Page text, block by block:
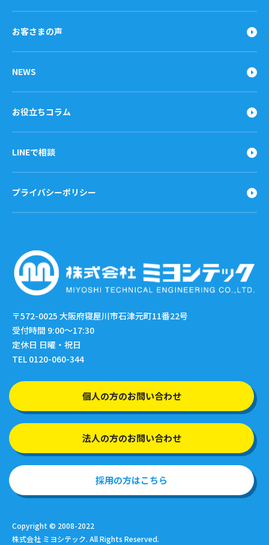
お客さまの声
NEWS
お役立ちコラム
LINEで相談
プライバシーポリシー
〒572-0025 大阪府寝屋川市石津元町11番22号
受付時間 9:00〜17:30
定休日 日曜・祝日
TEL 0120-060-344
個人の方のお問い合わせ
法人の方のお問い合わせ
採用の方はこちら
Copyright © 2008-2022
株式会社 ミヨシテック. All Rights Reserved.